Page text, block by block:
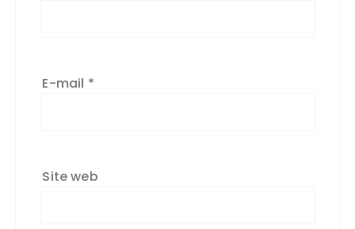
E-mail *
Site web